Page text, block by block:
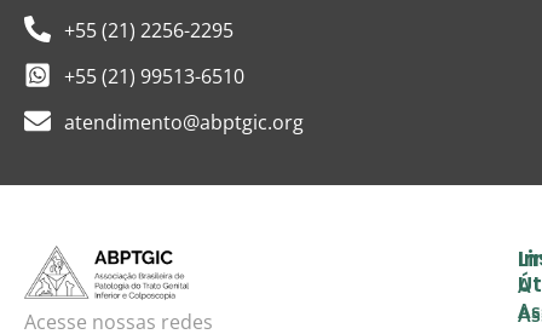
+55 (21) 2256-2295
+55 (21) 99513-6510
atendimento@abptgic.org
Acesse nossas redes
A